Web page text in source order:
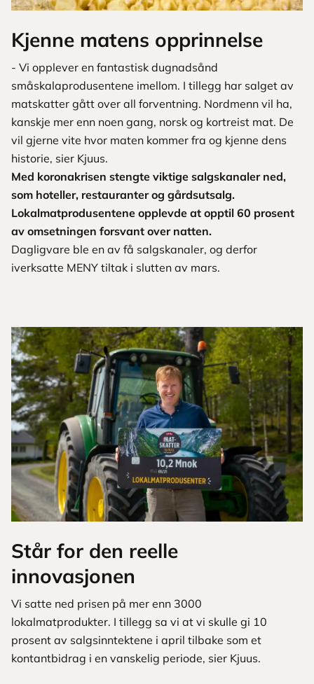
Kjenne matens opprinnelse
- Vi opplever en fantastisk dugnadsånd
småskalaprodusentene imellom. I tillegg har salget av
matskatter gått over all forventning. Nordmenn vil ha,
kanskje mer enn noen gang, norsk og kortreist mat. De
vil gjerne vite hvor maten kommer fra og kjenne dens
historie, sier Kjuus.
Med koronakrisen stengte viktige salgskanaler ned,
som hoteller, restauranter og gårdsutsalg.
Lokalmatprodusentene opplevde at opptil 60 prosent
av omsetningen forsvant over natten.
Dagligvare ble en av få salgskanaler, og derfor
iverksatte MENY tiltak i slutten av mars.
Står for den reelle
innovasjonen
Vi satte ned prisen på mer enn 3000
lokalmatprodukter. I tillegg sa vi at vi skulle gi 10
prosent av salgsinntektene i april tilbake som et
kontantbidrag i en vanskelig periode, sier Kjuus.